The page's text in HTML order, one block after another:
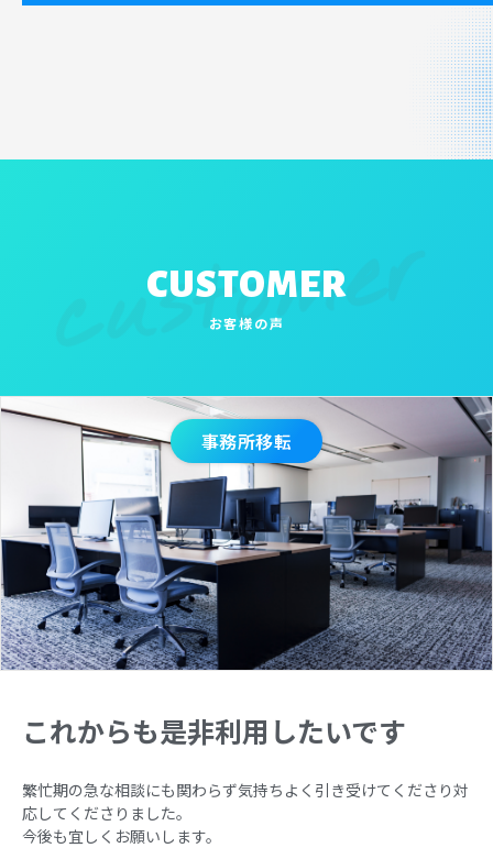
CUSTOMER
お客様の声
customer
事務所移転
これからも是非利用したいです
繁忙期の急な相談にも関わらず気持ちよく引き受けてくださり対
応してくださりました。
今後も宜しくお願いします。